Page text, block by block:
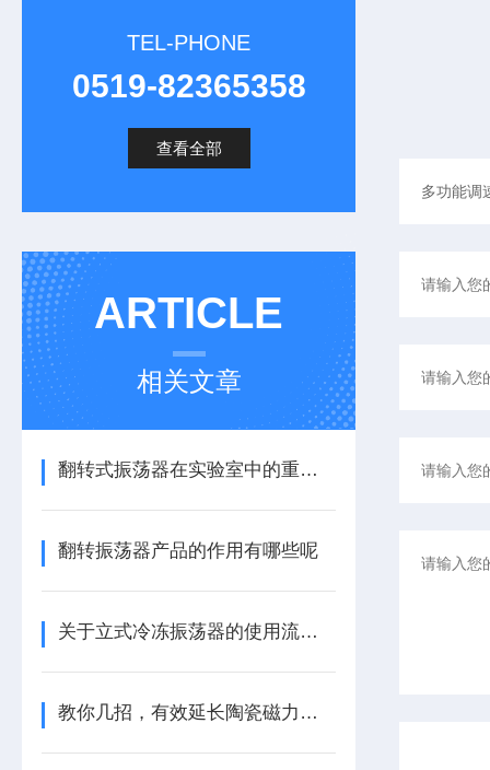
TEL-PHONE
0519-82365358
查看全部
ARTICLE
相关文章
翻转式振荡器在实验室中的重要应用
翻转振荡器产品的作用有哪些呢
关于立式冷冻振荡器的使用流程尽在本篇
教你几招，有效延长陶瓷磁力加热搅拌器使用寿命